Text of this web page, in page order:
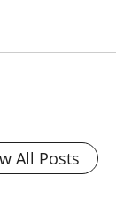
All Posts